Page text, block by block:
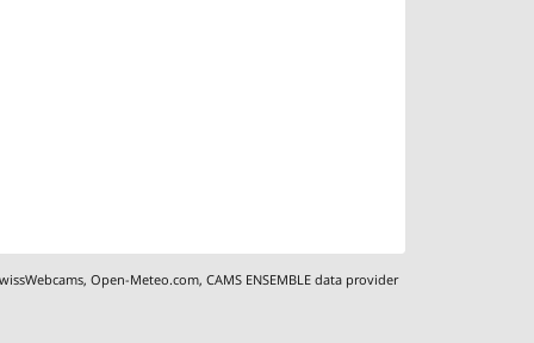
,Open-Meteo.com,CAMS ENSEMBLE data provider